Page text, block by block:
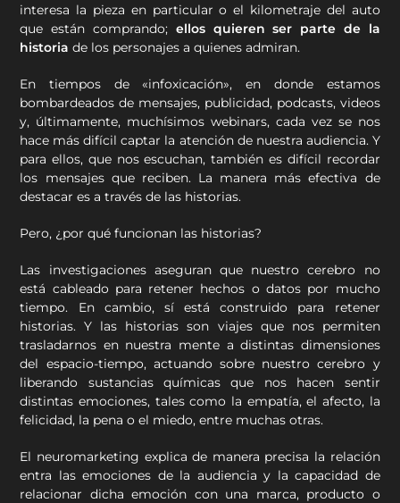
interesa la pieza en particular o el kilometraje del auto
que están comprando; ellos quieren ser parte de la
historia de los personajes a quienes admiran.
En tiempos de «infoxicación», en donde estamos
bombardeados de mensajes, publicidad, podcasts, videos
y, últimamente, muchísimos webinars, cada vez se nos
hace más difícil captar la atención de nuestra audiencia. Y
para ellos, que nos escuchan, también es difícil recordar
los mensajes que reciben. La manera más efectiva de
destacar es a través de las historias.
Pero, ¿por qué funcionan las historias?
Las investigaciones aseguran que nuestro cerebro no
está cableado para retener hechos o datos por mucho
tiempo. En cambio, sí está construido para retener
historias. Y las historias son viajes que nos permiten
trasladarnos en nuestra mente a distintas dimensiones
del espacio-tiempo, actuando sobre nuestro cerebro y
liberando sustancias químicas que nos hacen sentir
distintas emociones, tales como la empatía, el afecto, la
felicidad, la pena o el miedo, entre muchas otras.
El neuromarketing explica de manera precisa la relación
entra las emociones de la audiencia y la capacidad de
relacionar dicha emoción con una marca, producto o